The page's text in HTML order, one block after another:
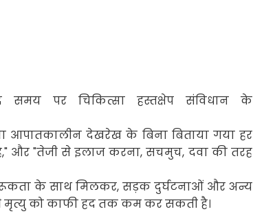
पर चिकित्सा हस्तक्षेप संविधान के
आपातकालीन देखरेख के बिना बिताया गया हर
," और "तेजी से इलाज करना,सचमुच, दवा की तरह
के साथ मिलकर, सड़क दुर्घटनाओं और अन्य
मृत्यु को काफी हद तक कम कर सकती है।